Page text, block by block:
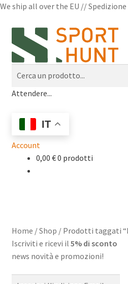
We ship all over the EU //
Vai
alla
navigazione
Vai
al
contenuto
prodotto...
Cerca
un
prodotto...
Attendere...
IT
Account
0,00 €0 prodotti
Chi siamo
Domande frequenti
Home /Shop / Prodotti taggati
Iscriviti e ricevi il 5% di sconto
news novità e promozioni!